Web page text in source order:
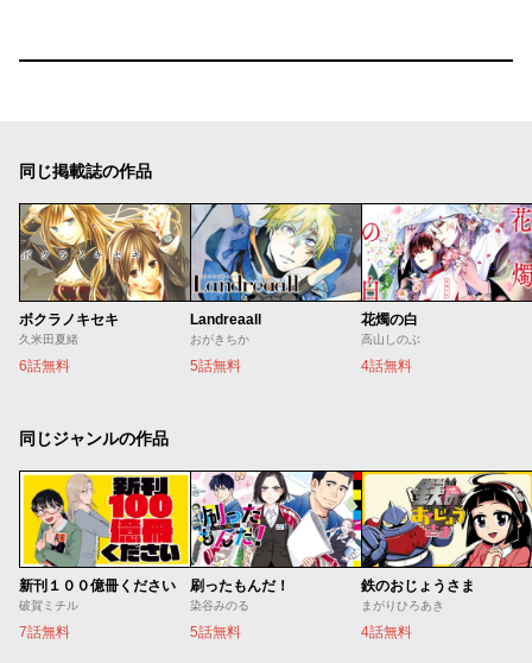
同じ掲載誌の作品
ボクラノキセキ
久米田夏緒
6話無料
Landreaall
おがきちか
5話無料
花燭の白
高山しのぶ
4話無料
同じジャンルの作品
新刊１００億冊ください
破賀ミチル
7話無料
刷ったもんだ！
染谷みのる
5話無料
鉄のおじょうさま
まがりひろあき
4話無料